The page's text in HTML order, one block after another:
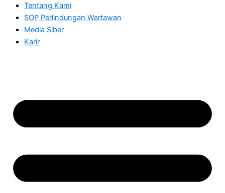
Tentang Kami
SOP Perlindungan Wartawan
Media Siber
Karir